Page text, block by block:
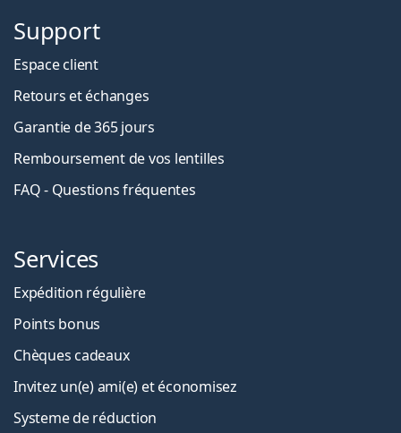
Support
Espace client
Retours et échanges
Garantie de 365 jours
Remboursement de vos lentilles
FAQ - Questions fréquentes
Services
Expédition régulière
Points bonus
Chèques cadeaux
Invitez un(e) ami(e) et économisez
Systeme de réduction